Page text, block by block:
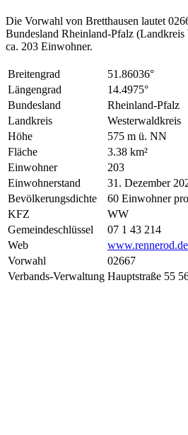
Die Vorwahl von Bretthausen lautet
Bundesland Rheinland-Pfalz
ca. 203 Einwohner.
Breitengrad
51.86036°
Längengrad
14.4975°
Bundesland
Rheinland-Pfalz
Landkreis
Westerwaldkreis
Höhe
575 m ü. NN
Fläche
3.38 km²
Einwohner
203
Einwohnerstand
31. Dezember
Bevölkerungsdichte
60 Einwohner
KFZ
WW
Gemeindeschlüssel
07 1 43 214
Web
www.rennerod.de
Vorwahl
02667
Verbands-Verwaltung Hauptstraße 55